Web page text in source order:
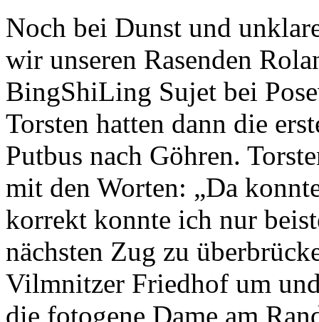
Noch bei Dunst und
wir unseren Rasenden
BingShiLing Sujet bei
Torsten hatten dann die
Putbus nach Göhren.
mit den Worten: „Da
korrekt konnte ich nur
nächsten Zug zu
Vilmnitzer Friedhof um
die fotogene Dame am